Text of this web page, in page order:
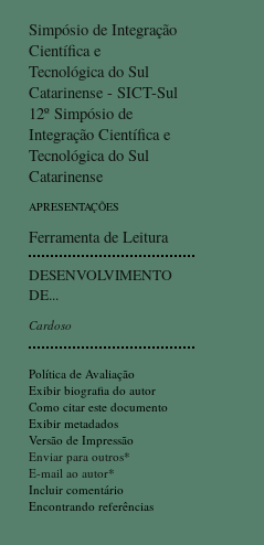
Simpósio de Integração
Científica e
Tecnológica do Sul
Catarinense - SICT-Sul
12º Simpósio de
Integração Científica e
Tecnológica do Sul
Catarinense
APRESENTAÇÕES
Ferramenta de Leitura
DESENVOLVIMENTO
DE...
Cardoso
Política de Avaliação
Exibir biografia do autor
Como citar este documento
Exibir metadados
Versão de Impressão
Enviar para outros*
E-mail ao autor*
Incluir comentário
Encontrando referências